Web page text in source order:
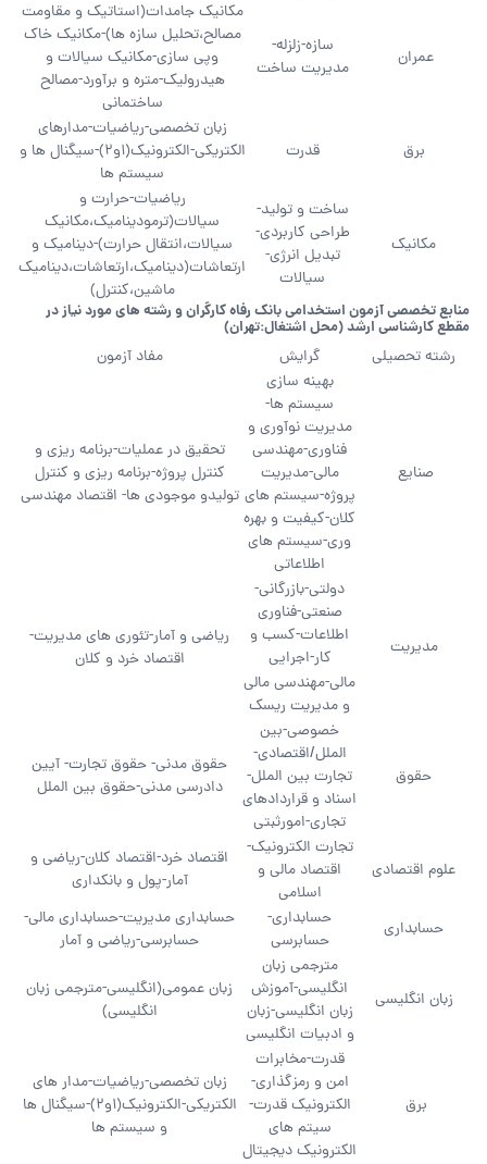
عمران
سازه-زلزله-
مدیریت ساخت
مکانیک جامدات(استاتیک و مقاومت
مصالح،تحلیل سازه ها)-مکانیک خاک
وپی سازی-مکانیک سیالات و
هیدرولیک-متره و برآورد-مصالح
ساختمانی
برق قدرت
زبان تخصصی-ریاضیات-مدارهای
الکتریکی-الکترونیک(1و2)-سیگنال ها و
سیستم ها
مکانیک
ساخت و تولید-
طراحی کاربردی-
تبدیل انرژی-
سیالات
ریاضیات-حرارت و
سیالات(ترمودینامیک،مکانیک
سیالات،انتقال حرارت)-دینامیک و
ارتعاشات(دینامیک،ارتعاشات،دینامیک
ماشین،کنترل)
منابع تخصصی آزمون استخدامی بانک رفاه کارگران و رشته های مورد نیاز در
مقطع کارشناسی ارشد (محل اشتغال:تهران)
رشته تحصیلی
گرایش مفاد آزمون
صنایع
بهینه سازی
سیستم ها-
مدیریت نوآوری و
فناوری-مهندسی
مالی-مدیریت
پروژه-سیستم های
کلان-کیفیت و بهره
وری-سیستم های
اطلاعاتی
تحقیق در عملیات-برنامه ریزی و
کنترل پروژه-برنامه ریزی و کنترل
تولیدو موجودی ها- اقتصاد مهندسی
مدیریت
دولتی-بازرگانی-
صنعتی-فناوری
اطلاعات-کسب و
کار-اجرایی
ریاضی و آمار-تئوری های مدیریت-
اقتصاد خرد و کلان
مالی-مهندسی مالی
و مدیریت ریسک
حقوق
خصوصی-بین
الملل/اقتصادی-
تجارت بین الملل-
اسناد و قراردادهای
تجاری-امورثبتی
حقوق مدنی- حقوق تجارت- آیین
دادرسی مدنی-حقوق بین الملل
علوم اقتصادی
تجارت الکترونیک-
اقتصاد مالی و
اسلامی
اقتصاد خرد-اقتصاد کلان-ریاضی و
آمار-پول و بانکداری
حسابداری
حسابداری-
حسابرسی
حسابداری مدیریت-حسابداری مالی-
حسابرسی-ریاضی و آمار
زبان انگلیسی
مترجمی زبان
انگلیسی-آموزش
زبان انگلیسی-زبان
و ادبیات انگلیسی
زبان عمومی(انگلیسی-مترجمی زبان
انگلیسی)
برق
قدرت-مخابرات
امن و رمزگذاری-
الکترونیک قدرت-
سیتم های
الکترونیک دیجیتال
زبان تخصصی-ریاضیات-مدار های
الکتریکی-الکترونیک(1و2)-سیگنال ها
و سیستم ها